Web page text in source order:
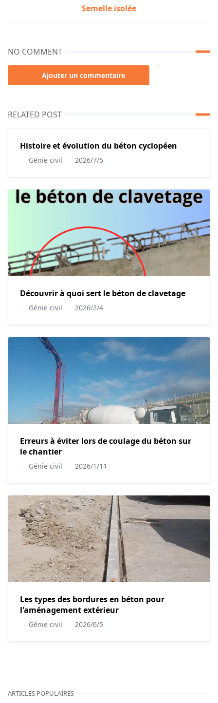
Semelle isolée
NO COMMENT
Ajouter un commentaire
RELATED POST
Histoire et évolution du béton cyclopéen
Génie civil 2026/7/5
Découvrir à quoi sert le béton de clavetage
Génie civil 2026/2/4
Erreurs à éviter lors de coulage du béton sur
le chantier
Génie civil 2026/1/11
Les types des bordures en béton pour
l'aménagement extérieur
Génie civil 2026/6/5
ARTICLES POPULAIRES